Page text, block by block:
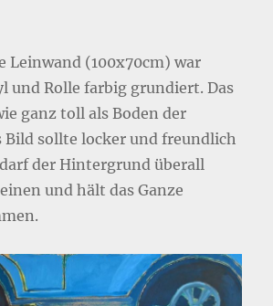
Leinwand (100x70cm) war
und Rolle farbig grundiert. Das
ganz toll als Boden der
Bild sollte locker und freundlich
der Hintergrund überall
und hält das Ganze